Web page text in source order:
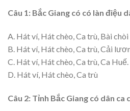
Câu 1: Bắc Giang có có làn điệu
A. Hát ví, Hát chèo, Ca trù, Bài chòi
B. Hát ví, Hát chèo, Ca trù, Cải
C. Hát ví, Hát chèo, Ca trù, Ca Huế.
D. Hát ví, Hát chèo, Ca trù
Câu 2: Tỉnh Bắc Giang có dân ca